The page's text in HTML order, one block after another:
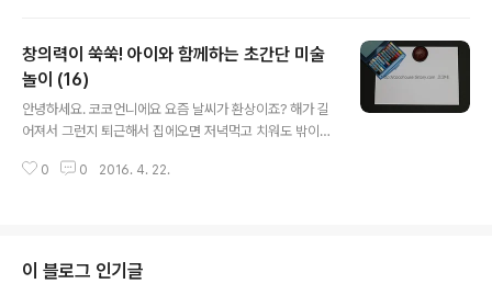
술놀이~ 알록달록 예쁜 색깔을 이용해서 앵무새를 표현해
볼거예요. 준비됐으면 렛츠꼬우! ▼오늘의 주인공은 바로
이 색종이~ 색깔이 참 곱네요 ㅋㅋ 그리고 흰도화지와 그
리기도구가 필요해요. ▼먼저 앵무새를 그려주세요 ㅋㅋㅋ
보고 따라 그렸는데 앵무새라기보단 그냥 조류.... 어떻게
창의력이 쑥쑥! 아이와 함께하는 초간단 미술
놀이 (16)
안녕하세요. 코코언니에요 요즘 날씨가 환상이죠? 해가 길
어져서 그런지 퇴근해서 집에오면 저녁먹고 치워도 밖이
ㅎㅎ 그래도 겨울에는 퇴근할때도 어둑어둑할 때가 많은데
에는 이어폰 꽂고 동네 한바퀴 돌면 그렇게 좋을수가 없더
라고요. 벚꽃은 거의 떨어졌지만 나무들마다 초록잎이 돋
0 0 2016. 4. 22.
이 블로그 인기글